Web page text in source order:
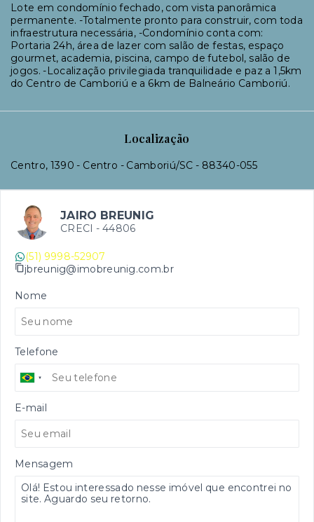
Lote em condomínio fechado, com vista panorâmica
permanente. -Totalmente pronto para construir, com toda
infraestrutura necessária, -Condomínio conta com:
Portaria 24h, área de lazer com salão de festas, espaço
gourmet, academia, piscina, campo de futebol, salão de
jogos. -Localização privilegiada tranquilidade e paz a 1,5km
do Centro de Camboriú e a 6km de Balneário Camboriú.
Localização
Centro, 1390 - Centro - Camboriú/SC - 88340-055
JAIRO BREUNIG
CRECI - 44806
(51) 9998-52907
jbreunig@imobreunig.com.br
Nome
Telefone
E-mail
Mensagem